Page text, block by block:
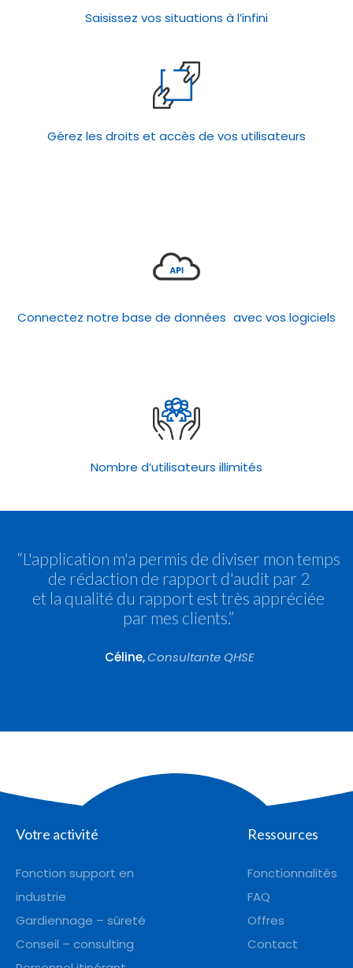
Saisissez vos situations à l’infini
Gérez les droits et accès de vos utilisateurs
Connectez notre base de données avec vos logiciels
Nombre d’utilisateurs illimités
Votre activité
Fonction support en
industrie
Gardiennage – sûreté
Conseil – consulting
Ressources
Fonctionnalités
FAQ
Offres
Contact